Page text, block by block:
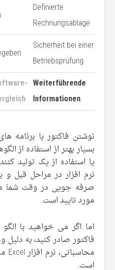
Definierte
Rechnungsablage
Sicherheit bei einer
Betriebsprüfung
Weiterführende
Informationen
نوشتن فاکتور با
یا استفاده از یک تولید
نرم افزار در مراحل قبل و
صرفه جویی در وقت شما
مورد تایید است.
اما اگر می خواهید با
فاکتور صادر کنید، به
است.